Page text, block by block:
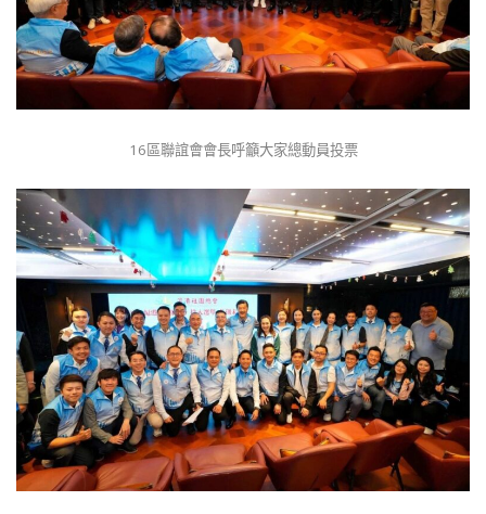
16區聯誼會會長呼籲大家總動員投票